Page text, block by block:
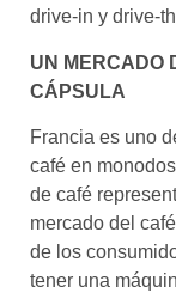
drive-in y drive-
UN MERCADO
CÁPSULA
Francia es uno
café en
de café
mercado del
de los
tener una